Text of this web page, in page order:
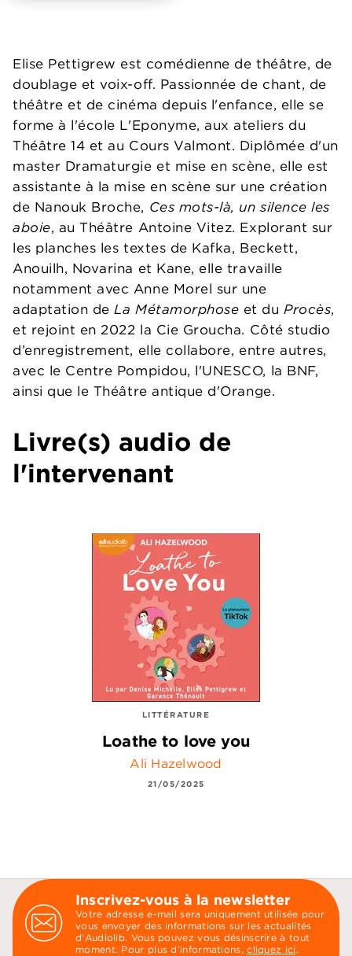
Elise Pettigrew est comédienne de théâtre, de
doublage et voix-off. Passionnée de chant, de
théâtre et de cinéma depuis l'enfance, elle se
forme à l'école L'Eponyme, aux ateliers du
Théâtre 14 et au Cours Valmont. Diplômée d'un
master Dramaturgie et mise en scène, elle est
assistante à la mise en scène sur une création
de Nanouk Broche, Ces mots-là, un silence les
aboie, au Théâtre Antoine Vitez. Explorant sur
les planches les textes de Kafka, Beckett,
Anouilh, Novarina et Kane, elle travaille
notamment avec Anne Morel sur une
adaptation deLa Métamorphose et duProcès,
et rejoint en 2022 la Cie Groucha. Côté studio
d’enregistrement, elle collabore, entre autres,
avec le Centre Pompidou, l'UNESCO, la BNF,
ainsi que le Théâtre antique d'Orange.
Livre(s) audio de
l'intervenant
LITTÉRATURE
Loathe to love you
Ali Hazelwood
21/05/2025
Inscrivez-vous à la newsletter
Votre adresse e-mail sera uniquement utilisée pour
vous envoyer des informations sur les actualités
d'Audiolib. Vous pouvez vous désinscrire à tout
moment. Pour plus d’informations,cliquez ici .